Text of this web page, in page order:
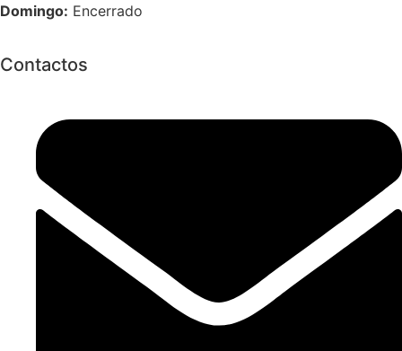
Domingo: Encerrado
Contactos